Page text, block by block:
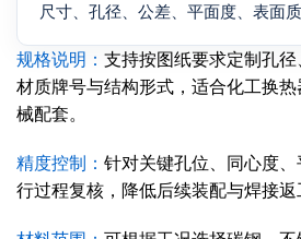
尺寸、孔径、公差、平面度、表面
规格说明： 支持按图纸要求定制孔径
材质牌号与结构形式，适合化工换
械配套。
精度控制： 针对关键孔位、同心度
行过程复核，降低后续装配与焊接返